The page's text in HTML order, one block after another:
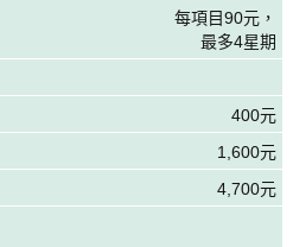
每項目90元，
最多4星期
400元
1,600元
4,700元